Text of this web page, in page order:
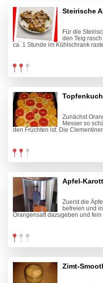
Steirische
Für die
den Teig
ca. 1 Stunde im Kühlschrank
Zunächst
Messer so
den Früchten ist. Die
Apfel-
Zuerst die
befreien und
Orangensaft dazugeben und
Zimt-